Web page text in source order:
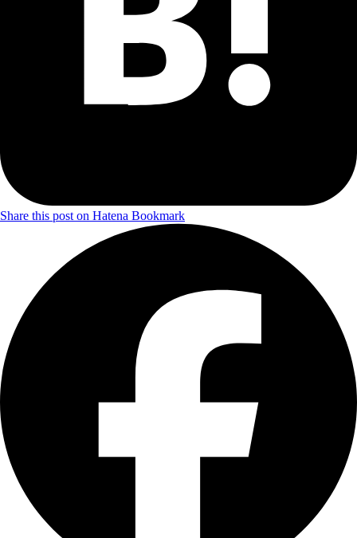
Share this post on Hatena Bookmark